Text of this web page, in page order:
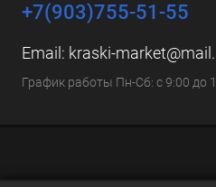
+7(903)755-51-55
Email: kraski-
График работы Пн-Сб: с 9:00 до